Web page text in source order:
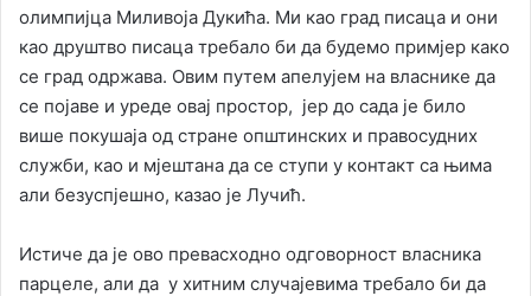
олимпијца Миливоја Дукића. Ми као град писаца и они
као друштво писаца требало би да будемо примјер како
се град одржава. Овим путем апелујем на власнике да
се појаве и уреде овај простор, јер до сада је било
више покушаја од стране општинских и правосудних
служби, као и мјештана да се ступи у контакт са њима
али безуспјешно, казао је Лучић.
Истиче да је ово превасходно одговорност власника
парцеле, али да у хитним случајевима требало би да